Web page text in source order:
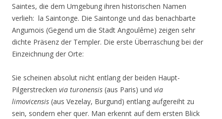
Saintes, die dem Umgebung ihren historischen Namen
verlieh: la Saintonge. Die Saintonge und das benachbarte
Angumois (Gegend um die Stadt Angoulême) zeigen sehr
dichte Präsenz der Templer. Die erste Überraschung bei der
Einzeichnung der Orte:
Sie scheinen absolut nicht entlang der beiden Haupt-
Pilgerstrecken via turonensis (aus Paris) und via
limovicensis (aus Vezelay, Burgund) entlang aufgereiht zu
sein, sondern eher quer. Man erkennt auf dem ersten Blick